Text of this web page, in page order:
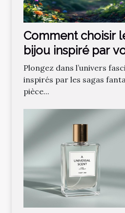
Comment choisir
bijou inspiré par
fantastique
Plongez dans l’univers
inspirés par les sagas
pièce...